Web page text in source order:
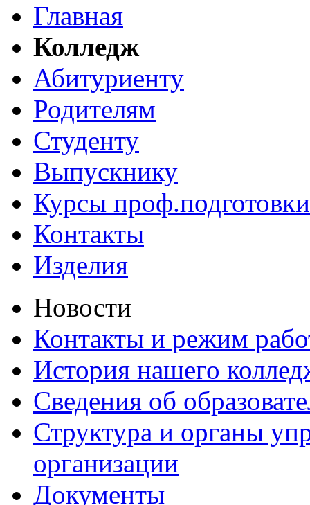
Главная
Колледж
Абитуриенту
Родителям
Студенту
Выпускнику
Курсы проф.подготовки
Контакты
Изделия
Новости
Контакты и режим
История нашего
Сведения об
Структура и органы
организации
Документы